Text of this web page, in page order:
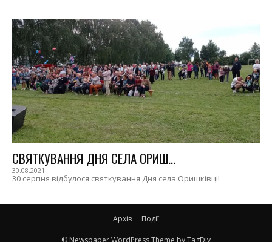
СВЯТКУВАННЯ ДНЯ СЕЛА ОРИШ...
30.08.2021
30 серпня відбулося святкування Дня села Оришківці!
Архів Події